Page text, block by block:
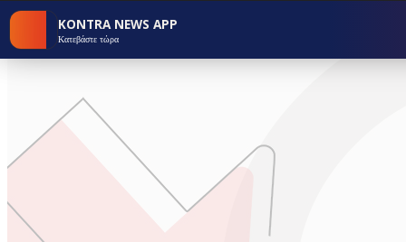
KONTRA NEWS APP
Κατεβάστε τώρα